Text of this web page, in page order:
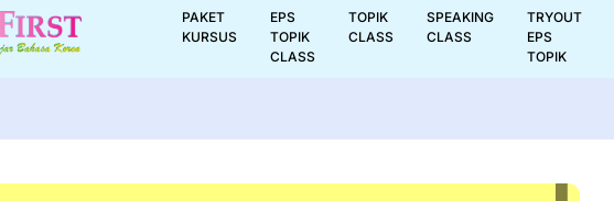
PAKET
KURSUS
EPS
TOPIK
CLASS
TOPIK
CLASS
SPEAKING
CLASS
TRYOUT
EPS
TOPIK